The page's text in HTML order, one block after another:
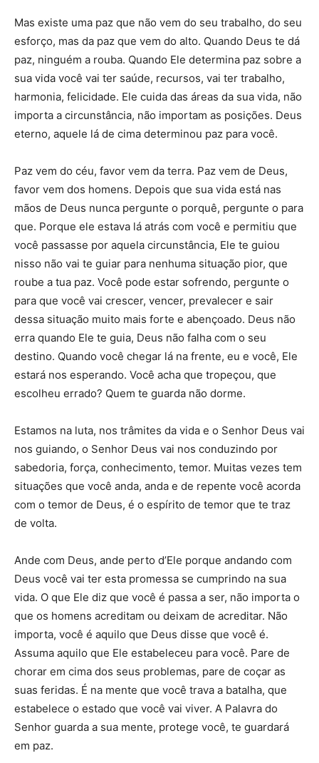
Mas existe uma paz que não vem do seu trabalho, do seu
esforço, mas da paz que vem do alto. Quando Deus te dá
paz, ninguém a rouba. Quando Ele determina paz sobre a
sua vida você vai ter saúde, recursos, vai ter trabalho,
harmonia, felicidade. Ele cuida das áreas da sua vida, não
importa a circunstância, não importam as posições. Deus
eterno, aquele lá de cima determinou paz para você.
Paz vem do céu, favor vem da terra. Paz vem de Deus,
favor vem dos homens. Depois que sua vida está nas
mãos de Deus nunca pergunte o porquê, pergunte o para
que. Porque ele estava lá atrás com você e permitiu que
você passasse por aquela circunstância, Ele te guiou
nisso não vai te guiar para nenhuma situação pior, que
roube a tua paz. Você pode estar sofrendo, pergunte o
para que você vai crescer, vencer, prevalecer e sair
dessa situação muito mais forte e abençoado. Deus não
erra quando Ele te guia, Deus não falha com o seu
destino. Quando você chegar lá na frente, eu e você, Ele
estará nos esperando. Você acha que tropeçou, que
escolheu errado? Quem te guarda não dorme.
Estamos na luta, nos trâmites da vida e o Senhor Deus vai
nos guiando, o Senhor Deus vai nos conduzindo por
sabedoria, força, conhecimento, temor. Muitas vezes tem
situações que você anda, anda e de repente você acorda
com o temor de Deus, é o espírito de temor que te traz
de volta.
Ande com Deus, ande perto d’Ele porque andando com
Deus você vai ter esta promessa se cumprindo na sua
vida. O que Ele diz que você é passa a ser, não importa o
que os homens acreditam ou deixam de acreditar. Não
importa, você é aquilo que Deus disse que você é.
Assuma aquilo que Ele estabeleceu para você. Pare de
chorar em cima dos seus problemas, pare de coçar as
suas feridas. É na mente que você trava a batalha, que
estabelece o estado que você vai viver. A Palavra do
Senhor guarda a sua mente, protege você, te guardará
em paz.